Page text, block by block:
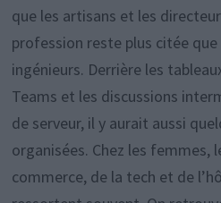
que les artisans et les
profession reste plus citée que
ingénieurs. Derrière les
Teams et les discussions
de serveur, il y aurait aussi
organisées. Chez les femmes,
commerce, de la tech et de